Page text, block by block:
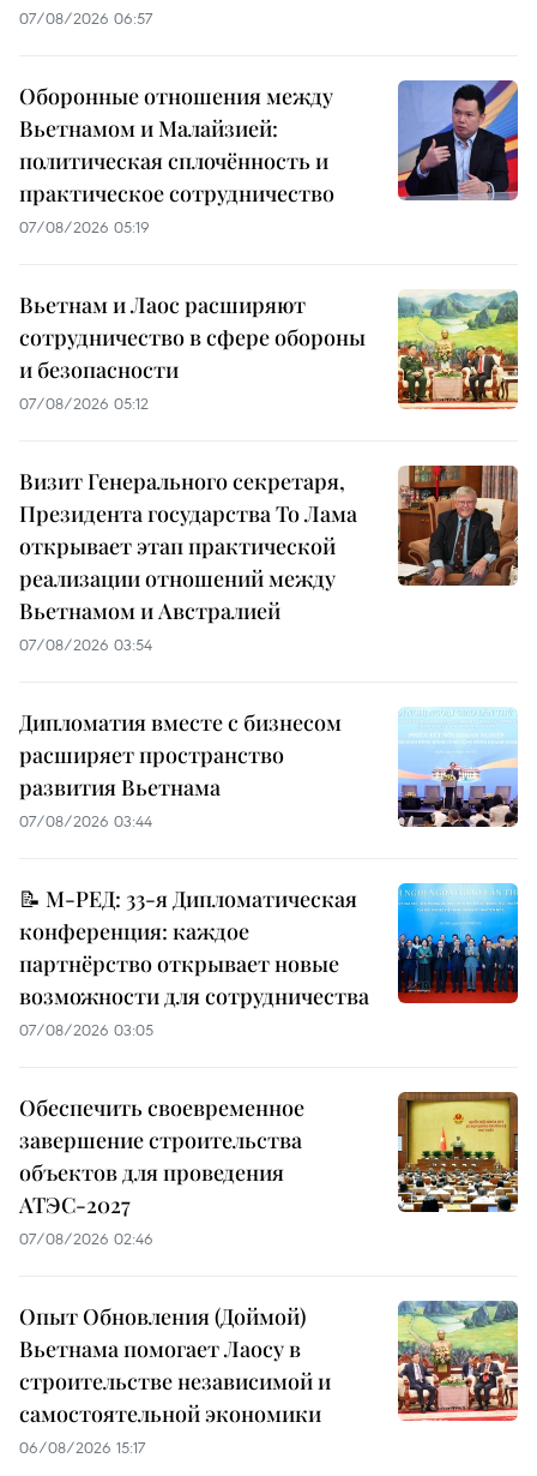
07/08/2026 06:57
Оборонные отношения между
Вьетнамом и Малайзией:
политическая сплочённость и
практическое сотрудничество
07/08/2026 05:19
Вьетнам и Лаос расширяют
сотрудничество в сфере обороны
и безопасности
07/08/2026 05:12
Визит Генерального секретаря,
Президента государства То Лама
открывает этап практической
реализации отношений между
Вьетнамом и Австралией
07/08/2026 03:54
Дипломатия вместе с бизнесом
расширяет пространство
развития Вьетнама
07/08/2026 03:44
📝 М-РЕД: 33-я Дипломатическая
конференция: каждое
партнёрство открывает новые
возможности для сотрудничества
07/08/2026 03:05
Обеспечить своевременное
завершение строительства
объектов для проведения
АТЭС-2027
07/08/2026 02:46
Опыт Обновления (Доймой)
Вьетнама помогает Лаосу в
строительстве независимой и
самостоятельной экономики
06/08/2026 15:17